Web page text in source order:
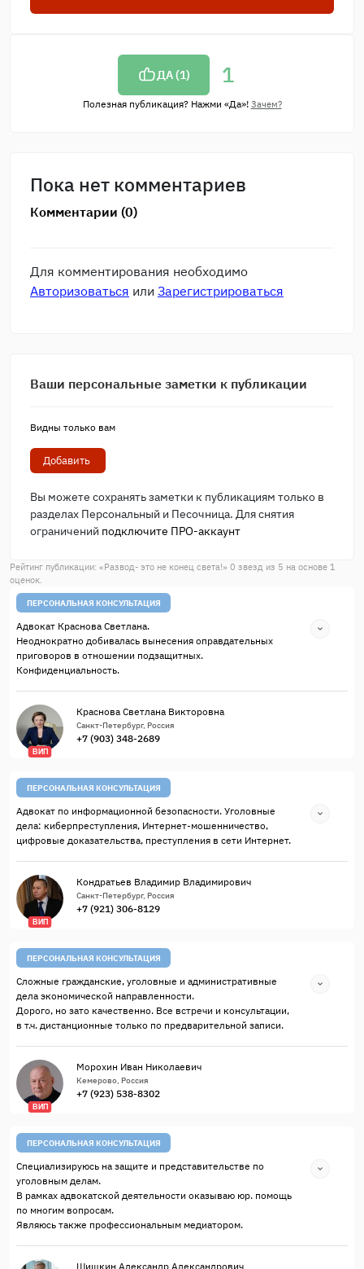
ДА (1) 1
Полезная публикация? Нажми «Да»! Зачем?
Пока нет комментариев
Комментарии (0)
Для комментирования необходимо
Авторизоваться или Зарегистрироваться
Ваши персональные заметки к публикации
Видны только вам
Добавить
Вы можете сохранять заметки к публикациям только в
разделах Персональный и Песочница. Для снятия
ограничений подключите ПРО-аккаунт
Рейтинг публикации: «Развод- это не конец света!» 0 звезд из 5 на основе 1
оценок.
ПЕРСОНАЛЬНАЯ КОНСУЛЬТАЦИЯ
Адвокат Краснова Светлана.
Неоднократно добивалась вынесения оправдательных
приговоров в отношении подзащитных.
Конфиденциальность.
ВИП
Краснова Светлана Викторовна
Санкт-Петербург, Россия
+7 (903) 348-2689
ПЕРСОНАЛЬНАЯ КОНСУЛЬТАЦИЯ
Адвокат по информационной безопасности. Уголовные
дела: киберпреступления, Интернет-мошенничество,
цифровые доказательства, преступления в сети Интернет.
ВИП
Кондратьев Владимир Владимирович
Санкт-Петербург, Россия
+7 (921) 306-8129
ПЕРСОНАЛЬНАЯ КОНСУЛЬТАЦИЯ
Сложные гражданские, уголовные и административные
дела экономической направленности.
Дорого, но зато качественно. Все встречи и консультации,
в т.ч. дистанционные только по предварительной записи.
ВИП
Морохин Иван Николаевич
Кемерово, Россия
+7 (923) 538-8302
ПЕРСОНАЛЬНАЯ КОНСУЛЬТАЦИЯ
Специализируюсь на защите и представительстве по
уголовным делам.
В рамках адвокатской деятельности оказываю юр. помощь
по многим вопросам.
Являюсь также профессиональным медиатором.
Шишкин Александр Александрович